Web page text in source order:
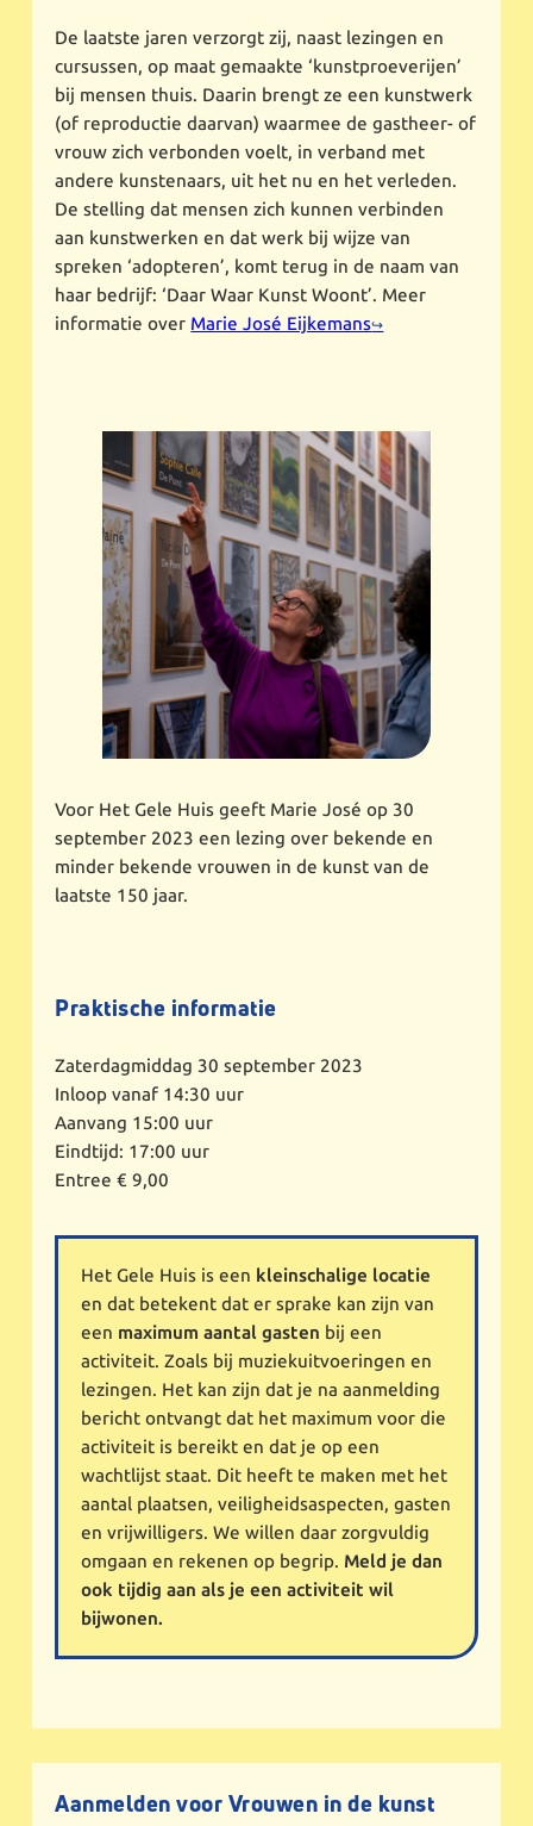
De laatste jaren verzorgt zij, naast lezingen en
cursussen, op maat gemaakte ‘kunstproeverijen’
bij mensen thuis. Daarin brengt ze een kunstwerk
(of reproductie daarvan) waarmee de gastheer- of
vrouw zich verbonden voelt, in verband met
andere kunstenaars, uit het nu en het verleden.
De stelling dat mensen zich kunnen verbinden
aan kunstwerken en dat werk bij wijze van
spreken ‘adopteren’, komt terug in de naam van
haar bedrijf: ‘Daar Waar Kunst Woont’. Meer
informatie over Marie José Eijkemans
Voor Het Gele Huis geeft Marie José op 30
september 2023 een lezing over bekende en
minder bekende vrouwen in de kunst van de
laatste 150 jaar.
Praktische informatie
Zaterdagmiddag 30 september 2023
Inloop vanaf 14:30 uur
Aanvang 15:00 uur
Eindtijd: 17:00 uur
Entree € 9,00
Het Gele Huis is een kleinschalige locatie
en dat betekent dat er sprake kan zijn van
een maximum aantal gasten bij een
activiteit. Zoals bij muziekuitvoeringen en
lezingen. Het kan zijn dat je na aanmelding
bericht ontvangt dat het maximum voor die
activiteit is bereikt en dat je op een
wachtlijst staat. Dit heeft te maken met het
aantal plaatsen, veiligheidsaspecten, gasten
en vrijwilligers. We willen daar zorgvuldig
omgaan en rekenen op begrip. Meld je dan
ook tijdig aan als je een activiteit wil
bijwonen.
Aanmelden voor Vrouwen in de kunst